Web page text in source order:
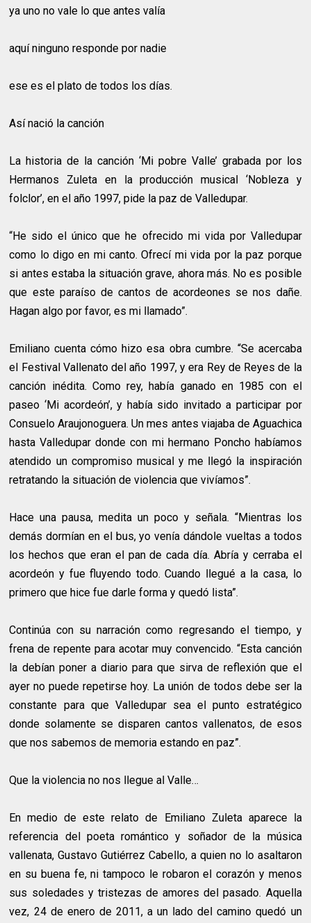
ya uno no vale lo que antes valía
aquí ninguno responde por nadie
ese es el plato de todos los días.
Así nació la canción
La historia de la canción ‘Mi pobre Valle’ grabada por los
Hermanos Zuleta en la producción musical ‘Nobleza y
folclor’, en el año 1997, pide la paz de Valledupar.
“He sido el único que he ofrecido mi vida por Valledupar
como lo digo en mi canto. Ofrecí mi vida por la paz porque
si antes estaba la situación grave, ahora más. No es posible
que este paraíso de cantos de acordeones se nos dañe.
Hagan algo por favor, es mi llamado”.
Emiliano cuenta cómo hizo esa obra cumbre. “Se acercaba
el Festival Vallenato del año 1997, y era Rey de Reyes de la
canción inédita. Como rey, había ganado en 1985 con el
paseo ‘Mi acordeón’, y había sido invitado a participar por
Consuelo Araujonoguera. Un mes antes viajaba de Aguachica
hasta Valledupar donde con mi hermano Poncho habíamos
atendido un compromiso musical y me llegó la inspiración
retratando la situación de violencia que vivíamos”.
Hace una pausa, medita un poco y señala. “Mientras los
demás dormían en el bus, yo venía dándole vueltas a todos
los hechos que eran el pan de cada día. Abría y cerraba el
acordeón y fue fluyendo todo. Cuando llegué a la casa, lo
primero que hice fue darle forma y quedó lista”.
Continúa con su narración como regresando el tiempo, y
frena de repente para acotar muy convencido. “Esta canción
la debían poner a diario para que sirva de reflexión que el
ayer no puede repetirse hoy. La unión de todos debe ser la
constante para que Valledupar sea el punto estratégico
donde solamente se disparen cantos vallenatos, de esos
que nos sabemos de memoria estando en paz”.
Que la violencia no nos llegue al Valle…
En medio de este relato de Emiliano Zuleta aparece la
referencia del poeta romántico y soñador de la música
vallenata, Gustavo Gutiérrez Cabello, a quien no lo asaltaron
en su buena fe, ni tampoco le robaron el corazón y menos
sus soledades y tristezas de amores del pasado. Aquella
vez, 24 de enero de 2011, a un lado del camino quedó un